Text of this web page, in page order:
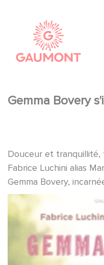
Gemma Bovery
Douceur et
Fabrice Luchini alias
Gemma Bovery,